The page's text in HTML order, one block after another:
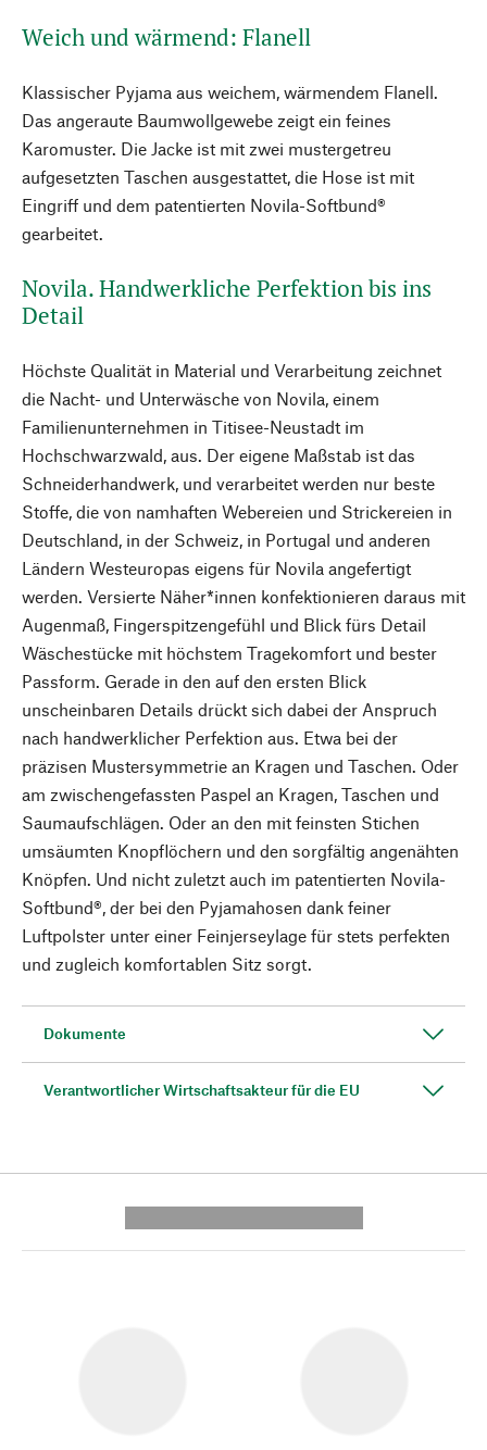
Weich und wärmend: Flanell
Klassischer Pyjama aus weichem, wärmendem Flanell.
Das angeraute Baumwollgewebe zeigt ein feines
Karomuster. Die Jacke ist mit zwei mustergetreu
aufgesetzten Taschen ausgestattet, die Hose ist mit
Eingriff und dem patentierten Novila-Softbund®
gearbeitet.
Novila. Handwerkliche Perfektion bis ins
Detail
Höchste Qualität in Material und Verarbeitung zeichnet
die Nacht- und Unterwäsche von Novila, einem
Familienunternehmen in Titisee-Neustadt im
Hochschwarzwald, aus. Der eigene Maßstab ist das
Schneiderhandwerk, und verarbeitet werden nur beste
Stoffe, die von namhaften Webereien und Strickereien in
Deutschland, in der Schweiz, in Portugal und anderen
Ländern Westeuropas eigens für Novila angefertigt
werden. Versierte Näher*innen konfektionieren daraus mit
Augenmaß, Fingerspitzengefühl und Blick fürs Detail
Wäschestücke mit höchstem Tragekomfort und bester
Passform. Gerade in den auf den ersten Blick
unscheinbaren Details drückt sich dabei der Anspruch
nach handwerklicher Perfektion aus. Etwa bei der
präzisen Mustersymmetrie an Kragen und Taschen. Oder
am zwischengefassten Paspel an Kragen, Taschen und
Saumaufschlägen. Oder an den mit feinsten Stichen
umsäumten Knopflöchern und den sorgfältig angenähten
Knöpfen. Und nicht zuletzt auch im patentierten Novila-
Softbund®, der bei den Pyjamahosen dank feiner
Luftpolster unter einer Feinjerseylage für stets perfekten
und zugleich komfortablen Sitz sorgt.
Dokumente
Verantwortlicher Wirtschaftsakteur für die EU